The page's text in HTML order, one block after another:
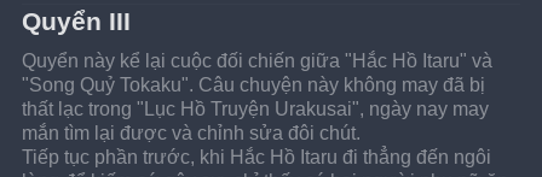
Quyển III
Quyển này kể lại cuộc đối chiến giữa "Hắc Hồ Itaru" và
"Song Quỷ Tokaku". Câu chuyện này không may đã bị
thất lạc trong "Lục Hồ Truyện Urakusai", ngày nay may
mắn tìm lại được và chỉnh sửa đôi chút.
Tiếp tục phần trước, khi Hắc Hồ Itaru đi thẳng đến ngôi